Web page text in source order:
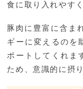
食に取り入れやす
豚肉に豊富に含ま
ギーに変えるのを
ポートしてくれま
ため、意識的に摂